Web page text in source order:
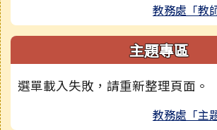
教務處「教
主題專區
選單載入失敗，請重新整理頁面。
教務處「主